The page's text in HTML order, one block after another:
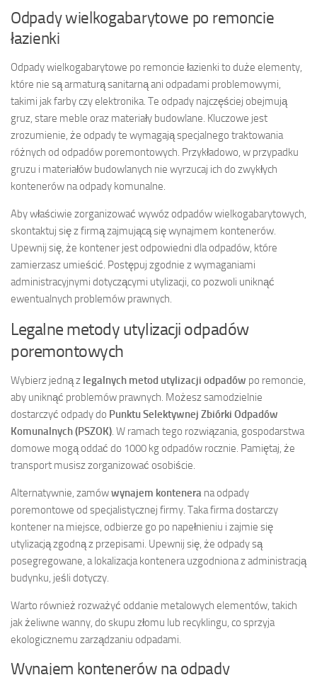
Odpady wielkogabarytowe po remoncie
łazienki
Odpady wielkogabarytowe po remoncie łazienki to duże elementy,
które nie są armaturą sanitarną ani odpadami problemowymi,
takimi jak farby czy elektronika. Te odpady najczęściej obejmują
gruz, stare meble oraz materiały budowlane. Kluczowe jest
zrozumienie, że odpady te wymagają specjalnego traktowania
różnych od odpadów poremontowych. Przykładowo, w przypadku
gruzu i materiałów budowlanych nie wyrzucaj ich do zwykłych
kontenerów na odpady komunalne.
Aby właściwie zorganizować wywóz odpadów wielkogabarytowych,
skontaktuj się z firmą zajmującą się wynajmem kontenerów.
Upewnij się, że kontener jest odpowiedni dla odpadów, które
zamierzasz umieścić. Postępuj zgodnie z wymaganiami
administracyjnymi dotyczącymi utylizacji, co pozwoli uniknąć
ewentualnych problemów prawnych.
Legalne metody utylizacji odpadów
poremontowych
Wybierz jedną z legalnych metod utylizacji odpadów po remoncie,
aby uniknąć problemów prawnych. Możesz samodzielnie
dostarczyć odpady do Punktu Selektywnej Zbiórki Odpadów
Komunalnych (PSZOK) . W ramach tego rozwiązania, gospodarstwa
domowe mogą oddać do 1000 kg odpadów rocznie. Pamiętaj, że
transport musisz zorganizować osobiście.
Alternatywnie, zamówwynajem kontenera na odpady
poremontowe od specjalistycznej firmy. Taka firma dostarczy
kontener na miejsce, odbierze go po napełnieniu i zajmie się
utylizacją zgodną z przepisami. Upewnij się, że odpady są
posegregowane, a lokalizacja kontenera uzgodniona z administracją
budynku, jeśli dotyczy.
Warto również rozważyć oddanie metalowych elementów, takich
jak żeliwne wanny, do skupu złomu lub recyklingu, co sprzyja
ekologicznemu zarządzaniu odpadami.
Wynajem kontenerów na odpady